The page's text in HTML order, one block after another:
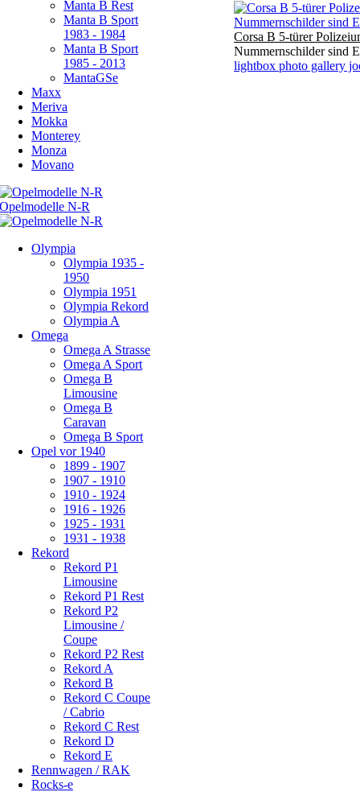
Manta B Rest
Manta B Sport
1983 - 1984
Manta B Sport
1985 - 2013
MantaGSe
Maxx
Meriva
Mokka
Monterey
Monza
Movano
Olympia
Olympia 1935 -
1950
Olympia 1951
Olympia Rekord
Olympia A
Omega
Omega A Strasse
Omega A Sport
Omega B
Limousine
Omega B
Caravan
Omega B Sport
Opel vor 1940
1899 - 1907
1907 - 1910
1910 - 1924
1916 - 1926
1925 - 1931
1931 - 1938
Rekord
Rekord P1
Limousine
Rekord P1 Rest
Rekord P2
Limousine /
Coupe
Rekord P2 Rest
Rekord A
Rekord B
Rekord C Coupe
/ Cabrio
Rekord C Rest
Rekord D
Rekord E
Rennwagen / RAK
Rocks-e
Corsa B 5-türer
Nummernschilder sind
lightbox photo gallery